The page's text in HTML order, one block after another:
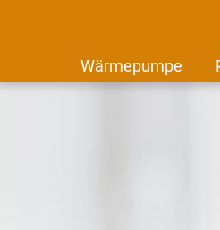
Wärmepumpe